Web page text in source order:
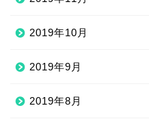
2019年10月
2019年9月
2019年8月